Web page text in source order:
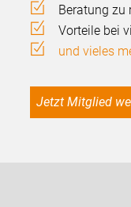
Beratung zu
Vorteile bei
und vieles
Jetzt Mitglied